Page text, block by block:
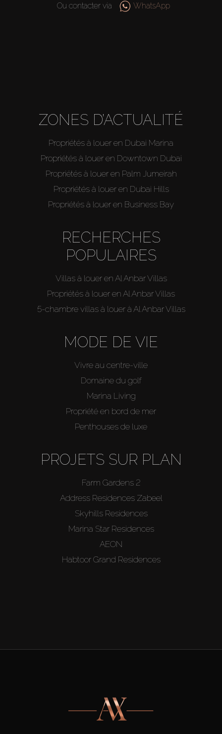
Ou contacter via WhatsApp
ZONES D’ACTUALITÉ
Propriétés à louer en Dubai Marina
Propriétés à louer en Downtown Dubai
Propriétés à louer en Palm Jumeirah
Propriétés à louer en Dubai Hills
Propriétés à louer en Business Bay
RECHERCHES
POPULAIRES
Villas à louer en Al Anbar Villas
Propriétés à louer en Al Anbar Villas
5-chambre villas à louer à Al Anbar Villas
MODE DE VIE
Vivre au centre-ville
Domaine du golf
Marina Living
Propriété en bord de mer
Penthouses de luxe
PROJETS SUR PLAN
Farm Gardens 2
Address Residences Zabeel
Skyhills Residences
Marina Star Residences
AEON
Habtoor Grand Residences